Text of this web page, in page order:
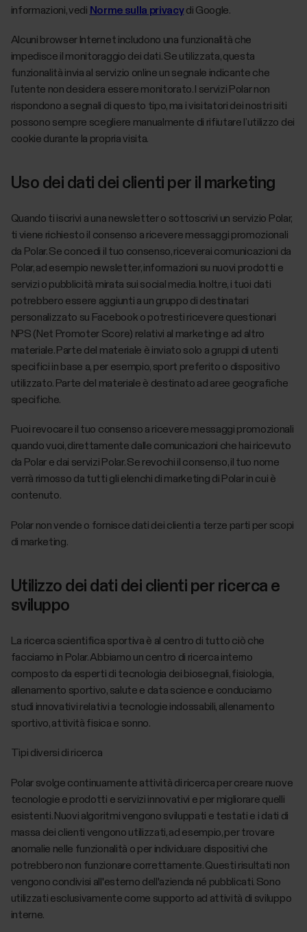
informazioni, vedi Norme sulla privacydi Google.
Alcuni browser Internet includono una funzionalità che
impedisce il monitoraggio dei dati. Se utilizzata, questa
funzionalità invia al servizio online un segnale indicante che
l’utente non desidera essere monitorato. I servizi Polar non
rispondono a segnali di questo tipo, ma i visitatori dei nostri siti
possono sempre scegliere manualmente di rifiutare l’utilizzo dei
cookie durante la propria visita.
Uso dei dati dei clienti per il marketing
Quando ti iscrivi a una newsletter o sottoscrivi un servizio Polar,
ti viene richiesto il consenso a ricevere messaggi promozionali
da Polar. Se concedi il tuo consenso, riceverai comunicazioni da
Polar, ad esempio newsletter, informazioni su nuovi prodotti e
servizi o pubblicità mirata sui social media. Inoltre, i tuoi dati
potrebbero essere aggiunti a un gruppo di destinatari
personalizzato su Facebook o potresti ricevere questionari
NPS (Net Promoter Score) relativi al marketing e ad altro
materiale. Parte del materiale è inviato solo a gruppi di utenti
specifici in base a, per esempio, sport preferito o dispositivo
utilizzato. Parte del materiale è destinato ad aree geografiche
specifiche.
Puoi revocare il tuo consenso a ricevere messaggi promozionali
quando vuoi, direttamente dalle comunicazioni che hai ricevuto
da Polar e dai servizi Polar. Se revochi il consenso, il tuo nome
verrà rimosso da tutti gli elenchi di marketing di Polar in cui è
contenuto.
Polar non vende o fornisce dati dei clienti a terze parti per scopi
di marketing.
Utilizzo dei dati dei clienti per ricerca e
sviluppo
La ricerca scientifica sportiva è al centro di tutto ciò che
facciamo in Polar. Abbiamo un centro di ricerca interno
composto da esperti di tecnologia dei biosegnali, fisiologia,
allenamento sportivo, salute e data science e conduciamo
studi innovativi relativi a tecnologie indossabili, allenamento
sportivo, attività fisica e sonno.
Tipi diversi di ricerca
Polar svolge continuamente attività di ricerca per creare nuove
tecnologie e prodotti e servizi innovativi e per migliorare quelli
esistenti. Nuovi algoritmi vengono sviluppati e testati e i dati di
massa dei clienti vengono utilizzati, ad esempio, per trovare
anomalie nelle funzionalità o per individuare dispositivi che
potrebbero non funzionare correttamente. Questi risultati non
vengono condivisi all'esterno dell'azienda né pubblicati. Sono
utilizzati esclusivamente come supporto ad attività di sviluppo
interne.